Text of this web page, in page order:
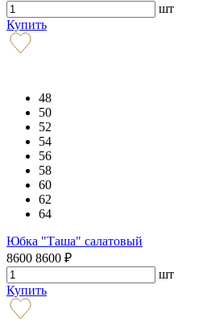
шт
Купить
48
50
52
54
56
58
60
62
64
Юбка "Таша" салатовый
8600 8600 ₽
шт
Купить